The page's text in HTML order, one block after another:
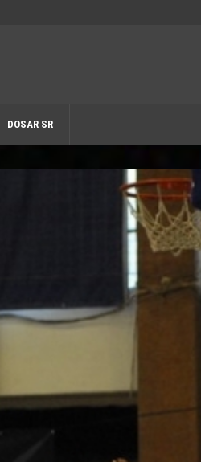
DOSAR SR